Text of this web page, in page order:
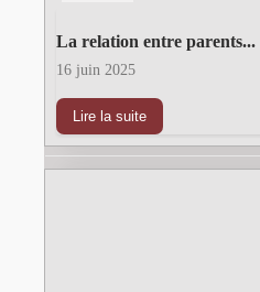
La relation entre parents...
16 juin 2025
Lire la suite